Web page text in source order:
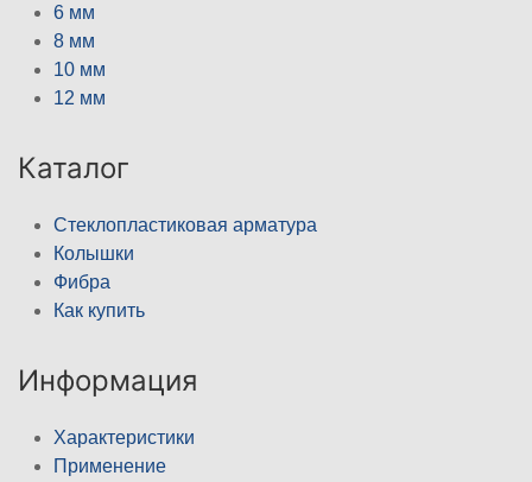
6 мм
8 мм
10 мм
12 мм
Каталог
Стеклопластиковая арматура
Колышки
Фибра
Как купить
Информация
Характеристики
Применение